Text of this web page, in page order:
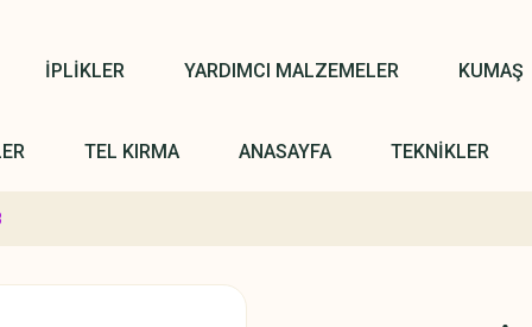
İPLİKLER YARDIMCI MALZEMELER KUMAŞ
TEL KIRMA ANASAYFA TEKNİKLER